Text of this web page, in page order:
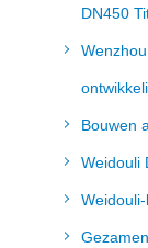
DN450
Bouwen
Weidouli